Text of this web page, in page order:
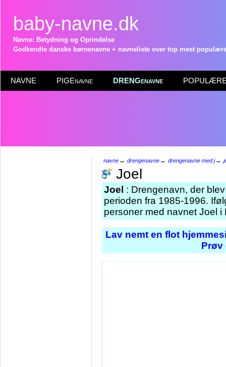
baby-navne.dk
Navne: Betydning og Oprindelse
Godkendte danske børnenavne + navneliste over top mest
NAVNE PIGEnavne DRENGenavne POPULÆRE
navne→ drengenavne→ drengenavne med j→
Joel
Joel : Drengenavn, der
perioden fra 1985-1996.
personer med navnet Joel
Lav nemt en flot
Prøv